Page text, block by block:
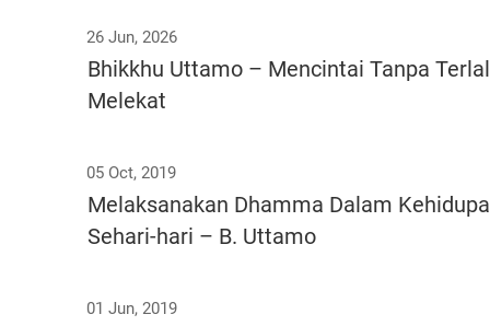
26 Jun, 2026
Bhikkhu Uttamo – Mencintai Tanpa
Melekat
05 Oct, 2019
Melaksanakan Dhamma Dalam
Sehari-hari – B. Uttamo
01 Jun, 2019